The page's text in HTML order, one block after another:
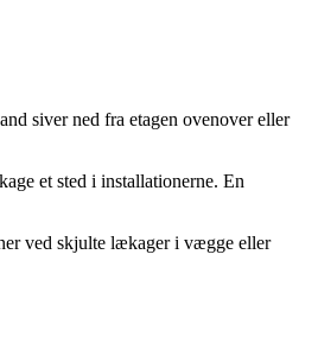
siver ned fra etagen ovenover eller
et sted i installationerne. En
ved skjulte lækager i vægge eller